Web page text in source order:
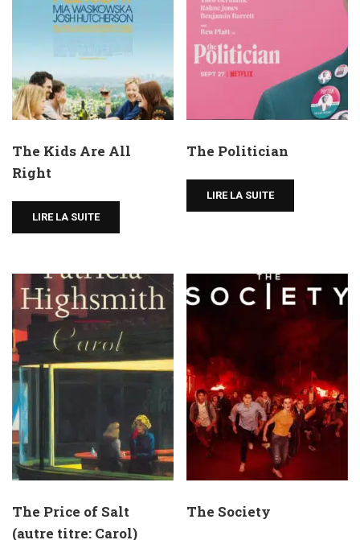
The Kids Are All
Right
LIRE LA SUITE
The Politician
LIRE LA SUITE
The Price of Salt
(autre titre: Carol)
The Society